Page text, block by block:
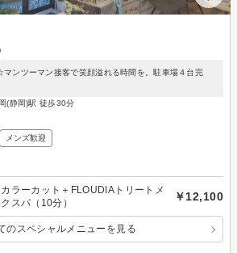
ツーマン接客で笑顔溢れる時間を。駐車場４台完
(静岡)駅 徒歩30分
メンズ歓迎
カラーカット＋FLOUDIAトリートメ
スパ（10分）
￥12,100
のスペシャルメニューを見る